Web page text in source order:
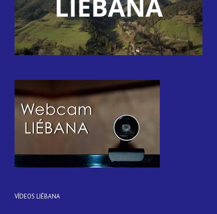
VÍDEOS LIÉBANA